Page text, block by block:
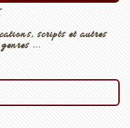
scripts et autres
...